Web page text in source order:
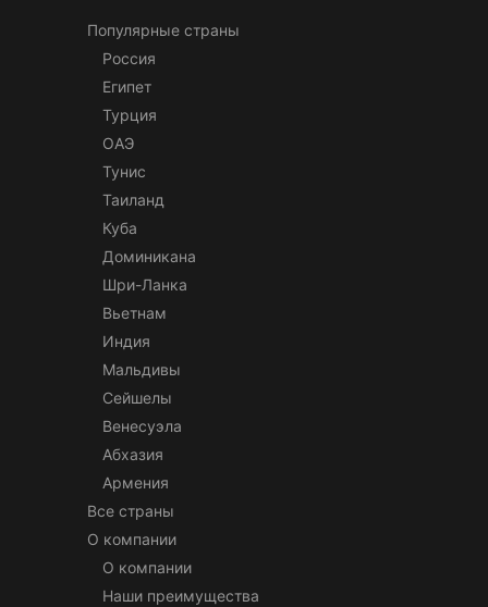
Популярные страны
Россия
Египет
Турция
ОАЭ
Тунис
Таиланд
Куба
Доминикана
Шри-Ланка
Вьетнам
Индия
Мальдивы
Сейшелы
Венесуэла
Абхазия
Армения
Все страны
О компании
О компании
Наши преимущества